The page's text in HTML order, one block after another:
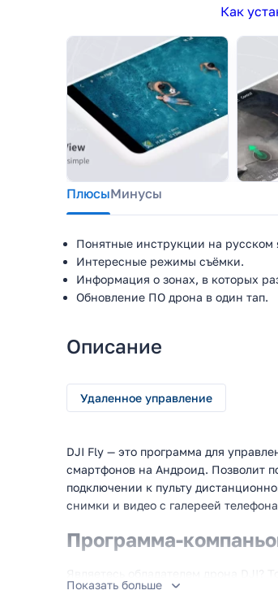
Как
ПлюсыМинусы
Понятные инструкции на русском
Интересные режимы съёмки.
Информация о зонах, в которых
Обновление ПО дрона в один тап.
Описание
Удаленное управление
DJI Fly — это программа для
смартфонов на Андроид. Позволит
подключении к пульту
снимки и видео с галереей
Программа-
позволит вам ознакомиться с
Показать больше